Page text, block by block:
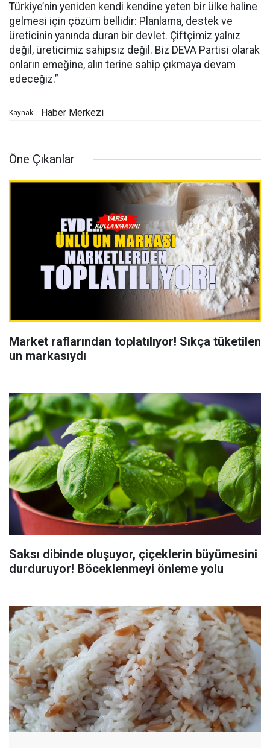
Türkiye’nin yeniden kendi kendine yeten bir ülke haline
gelmesi için çözüm bellidir: Planlama, destek ve
üreticinin yanında duran bir devlet. Çiftçimiz yalnız
değil, üreticimiz sahipsiz değil. Biz DEVA Partisi olarak
onların emeğine, alın terine sahip çıkmaya devam
edeceğiz.”
Kaynak: Haber Merkezi
Öne Çıkanlar
Market raflarından toplatılıyor! Sıkça tüketilen
un markasıydı
Saksı dibinde oluşuyor, çiçeklerin büyümesini
durduruyor! Böceklenmeyi önleme yolu